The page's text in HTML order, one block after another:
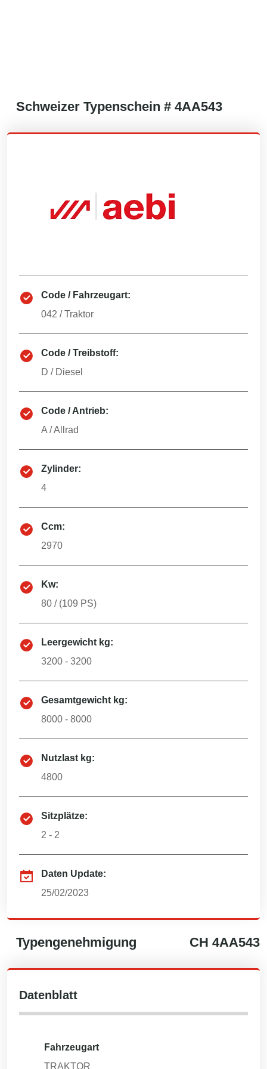
Schweizer Typenschein # 4AA543
Code / Fahrzeugart:
042 /Traktor
Code / Treibstoff:
D / Diesel
Code / Antrieb:
A /Allrad
Zylinder:
4
Ccm:
2970
Kw:
80 / (109 PS)
Leergewicht kg:
3200 - 3200
Gesamtgewicht kg:
8000 - 8000
Nutzlast kg:
4800
Sitzplätze:
2 - 2
Daten Update:
25/02/2023
Typengenehmigung CH 4AA543
Datenblatt
Fahrzeugart
TRAKTOR